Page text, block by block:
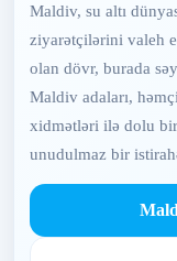
Maldiv, su altı
ziyarətçilərini valeh
olan dövr, burada
Maldiv adaları,
xidmətləri ilə dolu
unudulmaz bir